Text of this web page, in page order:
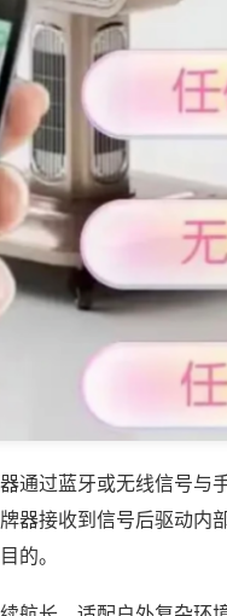
通过蓝牙或无线信号与
器接收到信号后驱动内
的。